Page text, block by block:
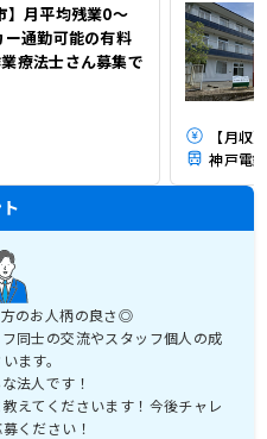
】月平均残業0～
通勤可能の有料
療法士さん募集で
【月収
神戸電
のお人柄の良さ◎
同士の交流やスタッフ個人の成
ます。
法人です！
えてくださいます！今後チャレ
ください！